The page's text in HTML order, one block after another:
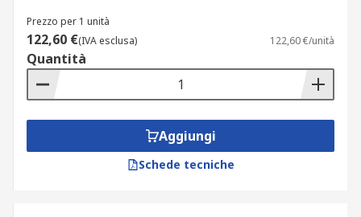
Prezzo per 1 unità
122,60 €(IVA esclusa) 122,60 €/unità
Quantità
Aggiungi
Schede tecniche